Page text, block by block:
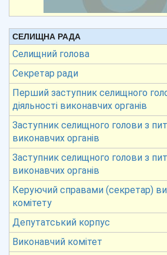
СЕЛИЩНА РАДА
Селищний голова
Секретар ради
Перший заступник селищного
діяльності виконавчих органів
Заступник селищного голови з
виконавчих органів
Заступник селищного голови з
виконавчих органів
Керуючий справами (секретар)
комітету
Депутатський корпус
Виконавчий комітет